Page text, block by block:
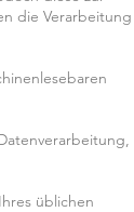
die Verarbeitung
üblichen